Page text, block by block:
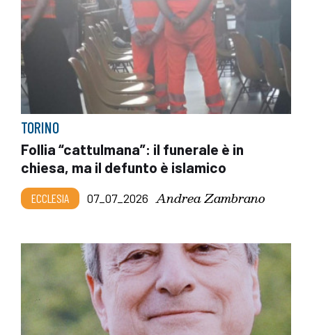
TORINO
Follia “cattulmana”: il funerale è in
chiesa, ma il defunto è islamico
ECCLESIA 07_07_2026 Andrea Zambrano